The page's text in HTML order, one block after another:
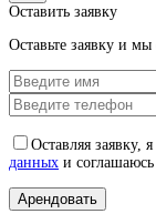
Оставить заявку
Оставьте заявку и
Оставляя заявку,
данных и соглашаюсь